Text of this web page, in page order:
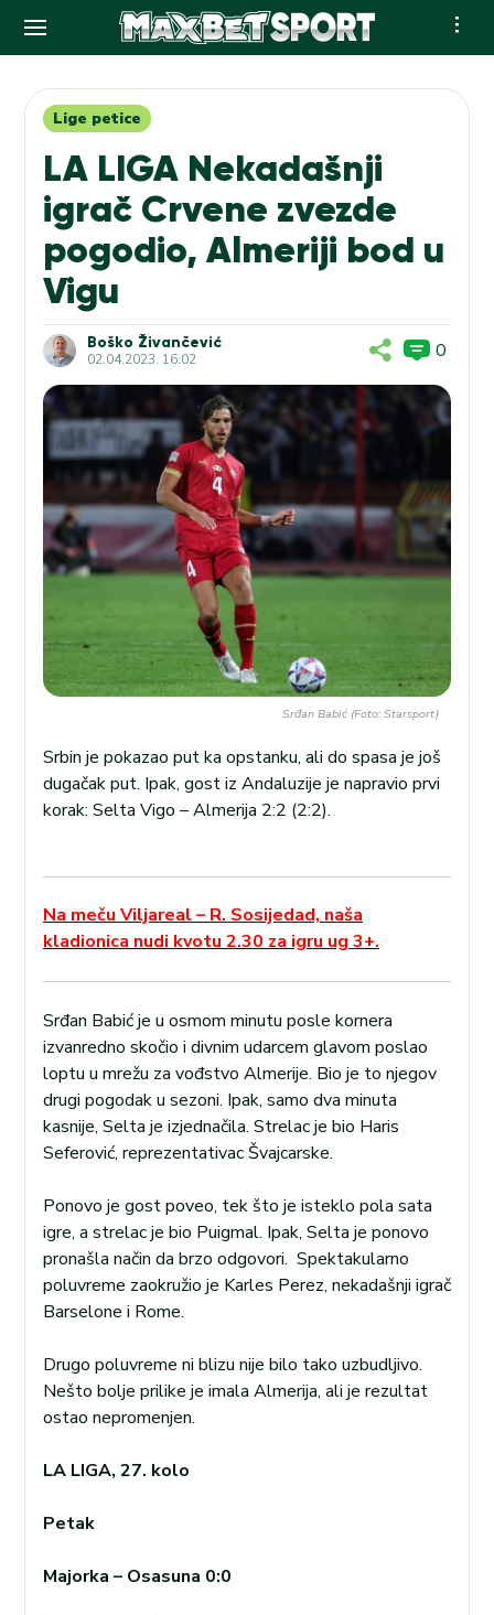
contentLige petice
LA LIGA Nekadašnji
igrač Crvene zvezde
pogodio, Almeriji bod u
Vigu
Boško Živančević
02.04.2023. 16:02 0
Srđan Babić (Foto: Starsport)
Srbin je pokazao put ka opstanku, ali do spasa je još
dugačak put. Ipak, gost iz Andaluzije je napravio prvi
korak: Selta Vigo – Almerija 2:2 (2:2).
Na meču Viljareal – R. Sosijedad, naša
kladionica nudi kvotu 2.30 za igru ug 3+.
Srđan Babić je u osmom minutu posle kornera
izvanredno skočio i divnim udarcem glavom poslao
loptu u mrežu za vođstvo Almerije. Bio je to njegov
drugi pogodak u sezoni. Ipak, samo dva minuta
kasnije, Selta je izjednačila. Strelac je bio Haris
Seferović, reprezentativac Švajcarske.
Ponovo je gost poveo, tek što je isteklo pola sata
igre, a strelac je bio Puigmal. Ipak, Selta je ponovo
pronašla način da brzo odgovori. Spektakularno
poluvreme zaokružio je Karles Perez, nekadašnji igrač
Barselone i Rome.
Drugo poluvreme ni blizu nije bilo tako uzbudljivo.
Nešto bolje prilike je imala Almerija, ali je rezultat
ostao nepromenjen.
LA LIGA, 27. kolo
Petak
Majorka – Osasuna 0:0